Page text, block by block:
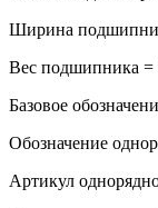
Ширина
Вес подшипника =
Базовое
Обозначение
Артикул